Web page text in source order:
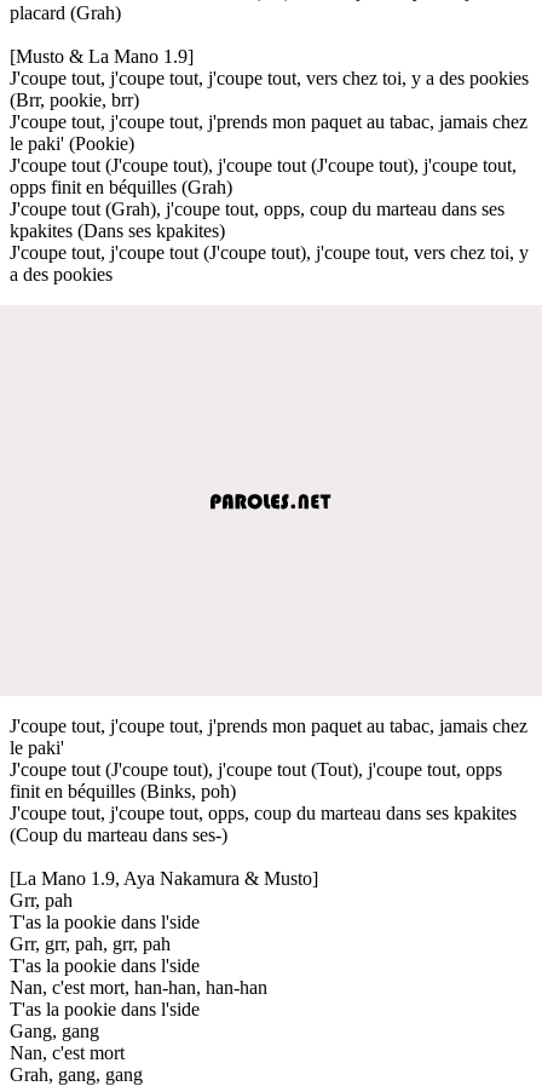
placard (Grah)
[Musto & La Mano 1.9]
J'coupe tout, j'coupe tout, j'coupe tout, vers chez toi, y a des pookies
(Brr, pookie, brr)
J'coupe tout, j'coupe tout, j'prends mon paquet au tabac, jamais chez
le paki' (Pookie)
J'coupe tout (J'coupe tout), j'coupe tout (J'coupe tout), j'coupe tout,
opps finit en béquilles (Grah)
J'coupe tout (Grah), j'coupe tout, opps, coup du marteau dans ses
kpakites (Dans ses kpakites)
J'coupe tout, j'coupe tout (J'coupe tout), j'coupe tout, vers chez toi, y
a des pookies
J'coupe tout, j'coupe tout, j'prends mon paquet au tabac, jamais chez
le paki'
J'coupe tout (J'coupe tout), j'coupe tout (Tout), j'coupe tout, opps
finit en béquilles (Binks, poh)
J'coupe tout, j'coupe tout, opps, coup du marteau dans ses kpakites
(Coup du marteau dans ses-)
[La Mano 1.9, Aya Nakamura & Musto]
Grr, pah
T'as la pookie dans l'side
Grr, grr, pah, grr, pah
T'as la pookie dans l'side
Nan, c'est mort, han-han, han-han
T'as la pookie dans l'side
Gang, gang
Nan, c'est mort
Grah, gang, gang